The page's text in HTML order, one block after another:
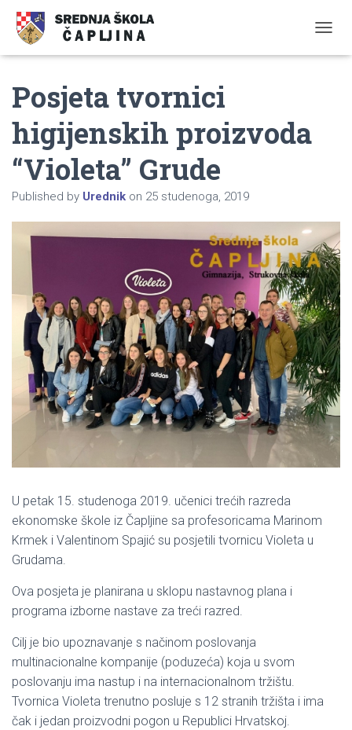
Posjeta tvornici
higijenskih proizvoda
“Violeta” Grude
Published by Urednik on 25 studenoga, 2019
U petak 15. studenoga 2019. učenici trećih razreda
ekonomske škole iz Čapljine sa profesoricama Marinom
Krmek i Valentinom Spajić su posjetili tvornicu Violeta u
Grudama.
Ova posjeta je planirana u sklopu nastavnog plana i
programa izborne nastave za treći razred.
Cilj je bio upoznavanje s načinom poslovanja
multinacionalne kompanije (poduzeća) koja u svom
poslovanju ima nastup i na internacionalnom tržištu.
Tvornica Violeta trenutno posluje s 12 stranih tržišta i ima
čak i jedan proizvodni pogon u Republici Hrvatskoj.